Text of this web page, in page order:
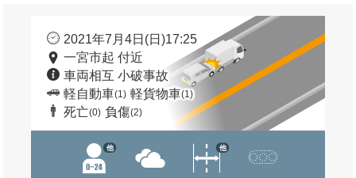
2021年7月4日(日)17:25
一宮市起 付近
車両相互 小破事故
軽自動車(1) 軽貨物車(1)
死亡(0) 負傷(2)
他 他